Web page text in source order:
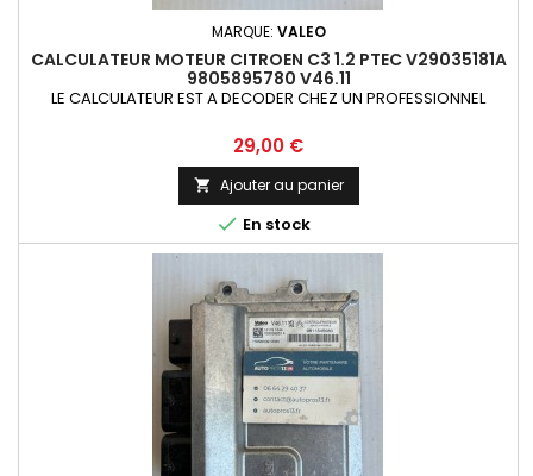
MARQUE: VALEO
CALCULATEUR MOTEUR CITROEN C3 1.2 PTEC V29035181A
9805895780 V46.11
LE CALCULATEUR EST A DECODER CHEZ UN PROFESSIONNEL
Prix
29,00 €
 Ajouter au panier
 En stock